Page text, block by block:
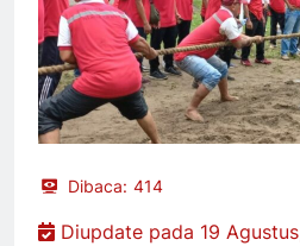
Dibaca: 414
Diupdate pada 19